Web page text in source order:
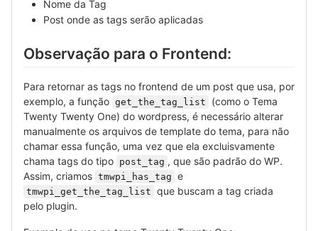
Nome da Tag
Post onde as tags serão aplicadas
Observação para o Frontend:
Para retornar as tags no frontend de um post que usa, por
exemplo, a função get_the_tag_list
(como o Tema
Twenty Twenty One) do wordpress, é necessário alterar
manualmente os arquivos de template do tema, para não
chamar essa função, uma vez que ela excluisvamente
chama tags do tipo post_tag , que são padrão do WP.
Assim, criamos tmwpi_has_tag e
tmwpi_get_the_tag_list que buscam a tag criada
pelo plugin.